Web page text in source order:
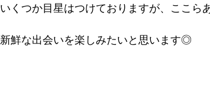
いくつか目星はつけておりますが、ここら
新鮮な出会いを楽しみたいと思います◎